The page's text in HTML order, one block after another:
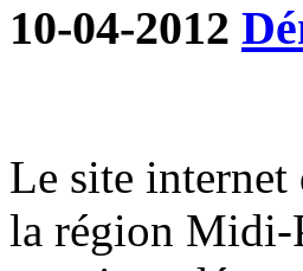
10-04-2012
Le site internet
la région Midi-